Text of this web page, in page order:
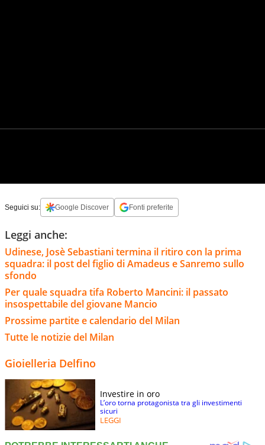
Seguici su: Google Discover Fonti preferite
Leggi anche:
Udinese, Josè Sebastiani termina il ritiro con la prima
squadra: il post del figlio di Amadeus e Sanremo sullo
sfondo
Per quale squadra tifa Roberto Mancini: il passato
insospettabile del giovane Mancio
Prossime partite e calendario del Milan
Tutte le notizie del Milan
Gioielleria Delfino
Investire in oro
L’oro torna protagonista tra gli investimenti
sicuri
LEGGI